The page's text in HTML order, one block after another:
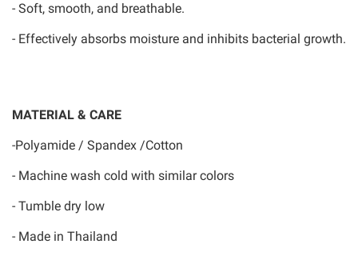
- Soft, smooth, and breathable.
- Effectively absorbs moisture and inhibits bacterial growth.
MATERIAL & CARE
-Polyamide / Spandex /Cotton
- Machine wash cold with similar colors
- Tumble dry low
- Made in Thailand